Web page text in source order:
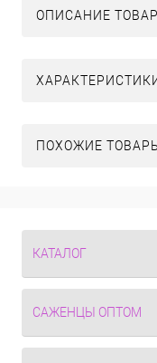
ОПИСАНИЕ
ПОХОЖИЕ
КАТАЛОГ
САЖЕНЦЫ ОПТОМ